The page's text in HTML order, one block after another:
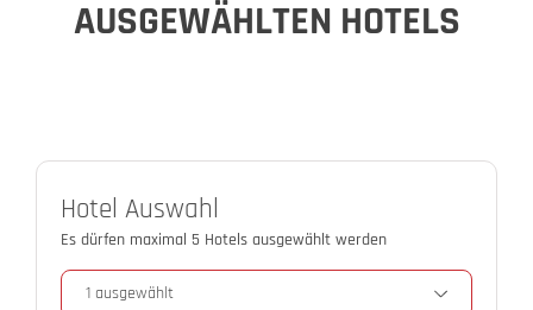
AUSGEWÄHLTEN HOTELS
Hotel Auswahl
Es dürfen maximal 5 Hotels ausgewählt werden
1 ausgewählt